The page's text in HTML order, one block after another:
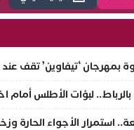
بمهرجان ‘تيفاوين’ تقف
لبؤات الأطلس أمام
استمرار الأجواء الحارة